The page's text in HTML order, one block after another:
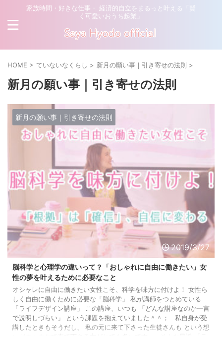
家族時間・好きな仕事・ 経済的自立をまるっと叶える「賢
く可愛いおうち起業」
HOME > ていないなくらし > 新月の願い事｜引き寄せの法則 >
新月の願い事｜引き寄せの法則
新月の願い事｜引き寄せの法則
2019/3/27
脳科学と心理学の違いって？「おしゃれに自由に働きたい」女
性の夢を叶えるために必要なこと
オシャレに自由に働きたい女性こそ、科学を味方に付けよ！ 女性ら
しく自由に働くために必要な「脳科学」 私が講師をつとめている
「ライフデザイン講座」 この講座、いつも 「どんな講座なのか一言
で説明しづらい」 という課題を抱えていました＾＾； 私自身が受
講したときもそうだし、 私の元に来て下さった生徒さんも という想